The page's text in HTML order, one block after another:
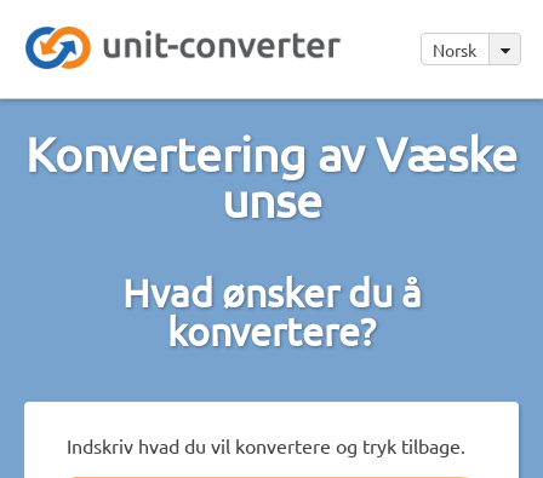
Norsk
Konvertering av Væske
unse
Hvad ønsker du å
konvertere?
Indskriv hvad du vil konvertere og tryk tilbage.